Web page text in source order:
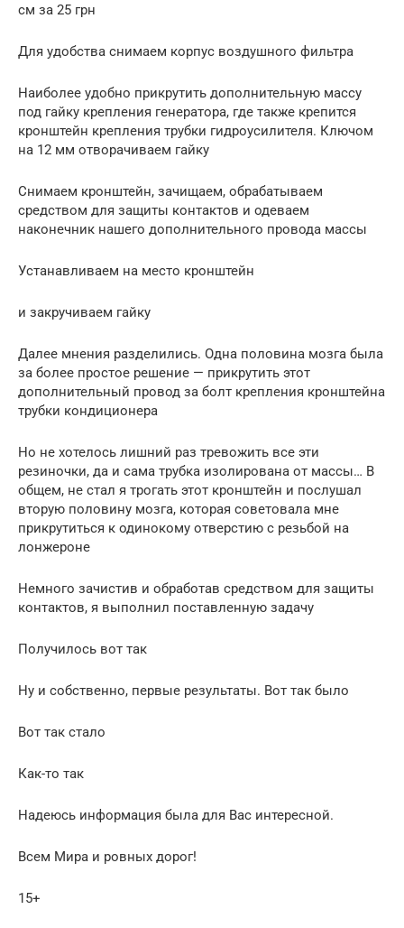
см за 25 грн
Для удобства снимаем корпус воздушного фильтра
Наиболее удобно прикрутить дополнительную массу
под гайку крепления генератора, где также крепится
кронштейн крепления трубки гидроусилителя. Ключом
на 12 мм отворачиваем гайку
Снимаем кронштейн, зачищаем, обрабатываем
средством для защиты контактов и одеваем
наконечник нашего дополнительного провода массы
Устанавливаем на место кронштейн
и закручиваем гайку
Далее мнения разделились. Одна половина мозга была
за более простое решение — прикрутить этот
дополнительный провод за болт крепления кронштейна
трубки кондиционера
Но не хотелось лишний раз тревожить все эти
резиночки, да и сама трубка изолирована от массы… В
общем, не стал я трогать этот кронштейн и послушал
вторую половину мозга, которая советовала мне
прикрутиться к одинокому отверстию с резьбой на
лонжероне
Немного зачистив и обработав средством для защиты
контактов, я выполнил поставленную задачу
Получилось вот так
Ну и собственно, первые результаты. Вот так было
Вот так стало
Как-то так
Надеюсь информация была для Вас интересной.
Всем Мира и ровных дорог!
15+